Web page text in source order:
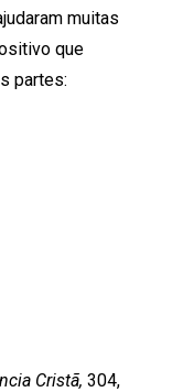
muitas
que
partes:
Cristã, 304,